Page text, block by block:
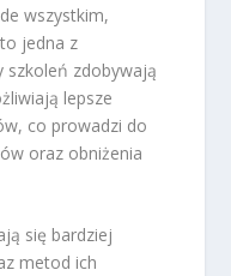
wszystkim,
to jedna z
szkoleń zdobywają
lepsze
co prowadzi do
oraz obniżenia
się bardziej
metod ich